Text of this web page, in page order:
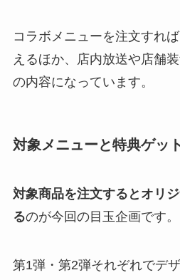
コラボメニューを注文すれ
えるほか、店内放送や店舗
の内容になっています​。
対象メニューと特典ゲッ
対象商品を注文するとオリ
るのが今回の目玉企画です。
第1弾・第2弾それぞれでデ